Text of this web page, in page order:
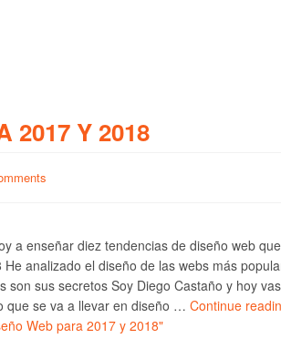
2017 Y 2018
a enseñar diez tendencias de diseño web
analizado el diseño de las webs más
son sus secretos Soy Diego Castaño y hoy
que se va a llevar en diseño … Continue
Web para 2017 y 2018"